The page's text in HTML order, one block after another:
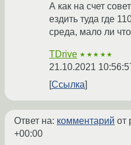
А как на счет
ездить туда где
среда, мало ли
TDrive ★★★★★
21.10.2021
Ссылка
Ответ на: комментарий от
+00:00